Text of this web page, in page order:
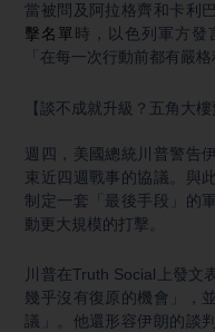
當被問及阿拉格齊和卡利
擊名單時，以色列軍方發
「在每一次行動前都有嚴格
【談不成就升級？五角大樓
週四，美國總統川普警告
束近四週戰事的協議。與
制定一套「最後手段」的
動更大規模的打擊。
川普在Truth Social上發文
幾乎沒有復原的機會」，
議」。他還形容伊朗的談